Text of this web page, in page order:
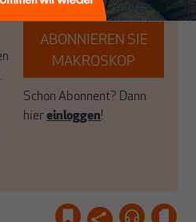
ABONNIEREN SIE
MAKROSKOP
Schon Abonnent? Dann
hiereinloggen!